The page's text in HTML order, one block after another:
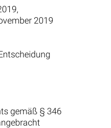
2019
gemäß § 346